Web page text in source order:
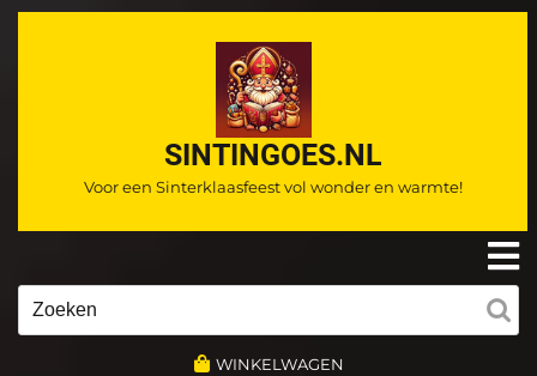
Ga
SINTINGOES.NL
Voor een Sinterklaasfeest vol wonder en warmte!
WINKELWAGEN